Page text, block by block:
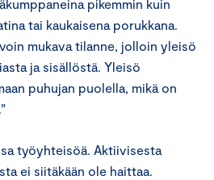
pikemmin kuin
tai kaukaisena porukkana.
mukava tilanne, jolloin yleisö
ja sisällöstä. Yleisö
puhujan puolella, mikä on
työyhteisöä. Aktiivisesta
ei siitäkään ole haittaa.